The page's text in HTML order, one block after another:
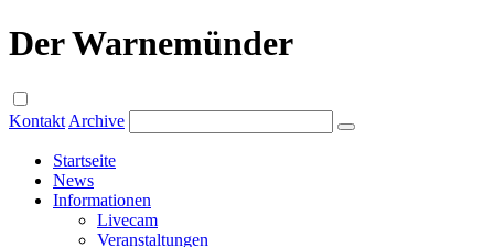
Der Warnemünder
Kontakt Archive
Startseite
News
Informationen
Livecam
Veranstaltungen